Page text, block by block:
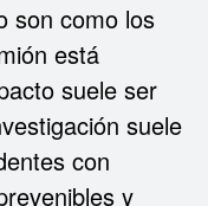
son como los
está
suele ser
suele
con
y